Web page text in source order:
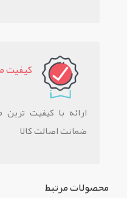
کيفيت
ارائه با کیفیت
ضمانت اصالت کالا
محصولات مرتبط